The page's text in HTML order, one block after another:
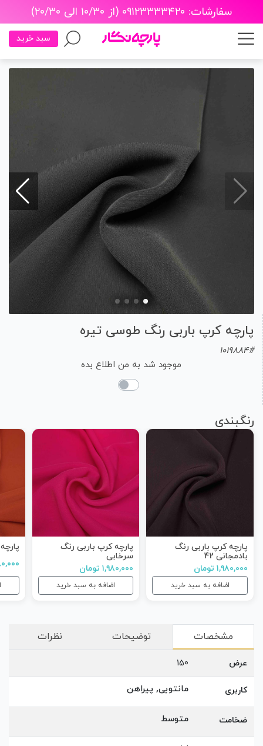
سفارشات: ۰۹۱۲۳۳۳۳۴۲۰ (از ۱۰/۳۰ الی ۲۰/۳۰)
سبد خرید
پارچه کرپ باربی رنگ طوسی تیره
1019884#
موجود شد به من اطلاع بده
رنگبندی
پارچه کرپ باربی رنگ
بادمجانی 42
۱,۹۸۰,۰۰۰ تومان
اضافه به سبد خرید
پارچه کرپ باربی رنگ
سرخابی
۱,۹۸۰,۰۰۰ تومان
اضافه به سبد خرید
مشخصات توضیحات نظرات
عرض 150
کاربری مانتویی, پیراهن
ضخامت متوسط